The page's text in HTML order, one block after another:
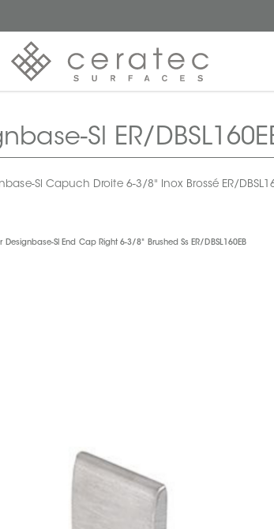
Sl ER/
Sl Capuch Droite 6-3/8" Inox Brossé ER/
Designbase-Sl End Cap Right 6-3/8" Brushed Ss ER/DBSL160EB